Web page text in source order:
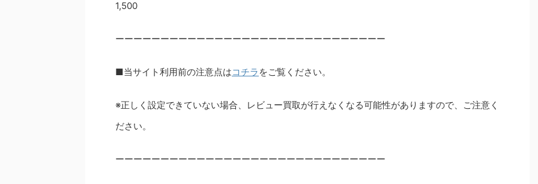
1,500
ーーーーーーーーーーーーーーーーーーーーーーーーーーーーーー
■当サイト利用前の注意点はコチラ をご覧ください。
※正しく設定できていない場合、レビュー買取が行えなくなる可能性がありますので、ご注意く
ださい。
ーーーーーーーーーーーーーーーーーーーーーーーーーーーーーー